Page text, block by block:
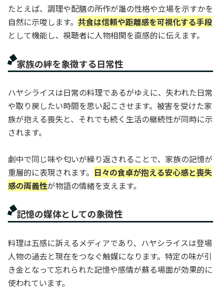
たとえば、調理や配膳の所作が誰の性格や立場を示すかを
自然に示唆します。 共食は信頼や距離感を可視化する手段
として機能し、視聴者に人物相関を直感的に伝えます。
家族の絆を象徴する日常性
ハヤシライスは日常の料理であるがゆえに、失われた日常
や取り戻したい時間を思い起こさせます。被害を受けた家
族が抱える喪失と、それでも続く生活の継続性が同時に示
されます。
劇中で同じ味や匂いが繰り返されることで、家族の記憶が
重層的に表現されます。 日々の食卓が抱える安心感と喪失
感の両義性が物語の情緒を支えます。
記憶の媒体としての象徴性
料理は五感に訴えるメディアであり、ハヤシライスは登場
人物の過去と現在をつなぐ触媒になります。特定の味が引
き金となって忘れられた記憶や感情が蘇る場面が効果的に
使われています。